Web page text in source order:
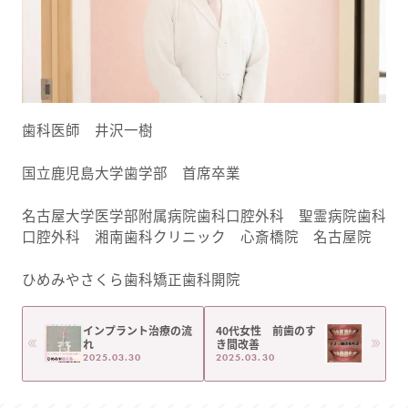
歯科医師 井沢一樹
国立鹿児島大学歯学部 首席卒業
名古屋大学医学部附属病院歯科口腔外科 聖霊病院歯科
口腔外科 湘南歯科クリニック 心斎橋院 名古屋院
ひめみやさくら歯科矯正歯科開院
インプラント治療の流
れ
2025.03.30
40代女性 前歯のす
き間改善
2025.03.30